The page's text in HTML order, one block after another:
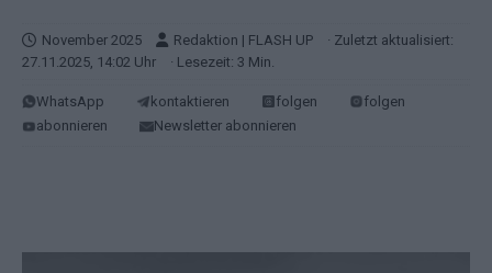
November 2025 Redaktion | FLASH UP
· Zuletzt aktualisiert:
27.11.2025, 14:02 Uhr
· Lesezeit: 3 Min.
WhatsApp kontaktieren folgen
folgen
abonnieren
Newsletter abonnieren